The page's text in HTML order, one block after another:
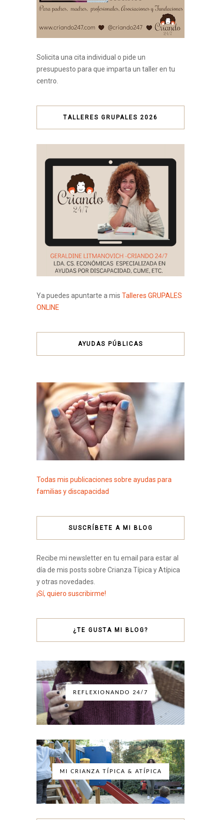
Solicita una cita individual o pide un
presupuesto para que imparta un taller en tu
centro.
TALLERES GRUPALES 2026
Ya puedes apuntarte a mis Talleres GRUPALES
ONLINE
AYUDAS PÚBLICAS
Todas mis publicaciones sobre ayudas para
familias y discapacidad
SUSCRÍBETE A MI BLOG
Recibe mi newsletter en tu email para estar al
día de mis posts sobre Crianza Típica y Atípica
y otras novedades.
¡Sí, quiero suscribirme!
¿TE GUSTA MI BLOG?
REFLEXIONANDO 24/7
MI CRIANZA TÍPICA & ATÍPICA